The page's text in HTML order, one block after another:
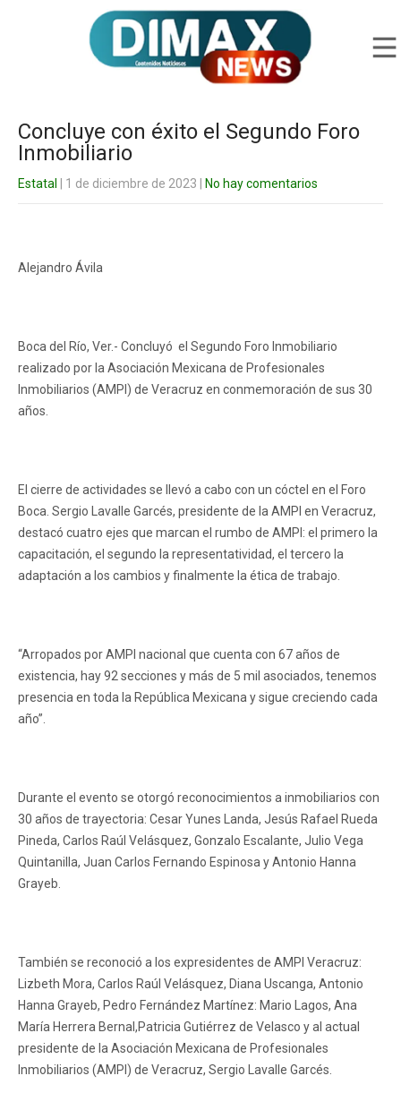
Concluye con éxito el Segundo Foro
Inmobiliario
Estatal | 1 de diciembre de 2023 No hay comentarios
Alejandro Ávila
Boca del Río, Ver.- Concluyó el Segundo Foro Inmobiliario
realizado por la Asociación Mexicana de Profesionales
Inmobiliarios (AMPI) de Veracruz en conmemoración de sus 30
años.
El cierre de actividades se llevó a cabo con un cóctel en el Foro
Boca. Sergio Lavalle Garcés, presidente de la AMPI en Veracruz,
destacó cuatro ejes que marcan el rumbo de AMPI: el primero la
capacitación, el segundo la representatividad, el tercero la
adaptación a los cambios y finalmente la ética de trabajo.
“Arropados por AMPI nacional que cuenta con 67 años de
existencia, hay 92 secciones y más de 5 mil asociados, tenemos
presencia en toda la República Mexicana y sigue creciendo cada
año”.
Durante el evento se otorgó reconocimientos a inmobiliarios con
30 años de trayectoria: Cesar Yunes Landa, Jesús Rafael Rueda
Pineda, Carlos Raúl Velásquez, Gonzalo Escalante, Julio Vega
Quintanilla, Juan Carlos Fernando Espinosa y Antonio Hanna
Grayeb.
También se reconoció a los expresidentes de AMPI Veracruz:
Lizbeth Mora, Carlos Raúl Velásquez, Diana Uscanga, Antonio
Hanna Grayeb, Pedro Fernández Martínez: Mario Lagos, Ana
María Herrera Bernal,Patricia Gutiérrez de Velasco y al actual
presidente de la Asociación Mexicana de Profesionales
Inmobiliarios (AMPI) de Veracruz, Sergio Lavalle Garcés.